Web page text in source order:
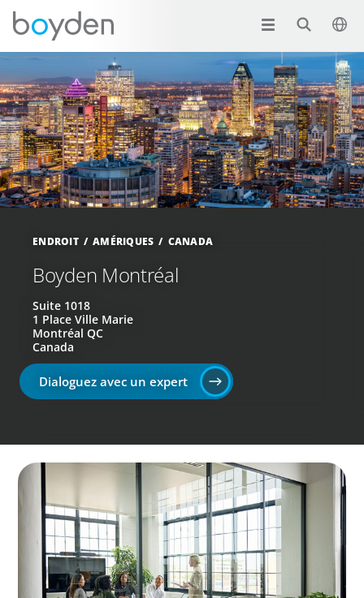
ENDROIT AMÉRIQUES CANADA
Boyden Montréal
Suite 1018
1 Place Ville Marie
Montréal QC
Canada
Dialoguez avec un expert